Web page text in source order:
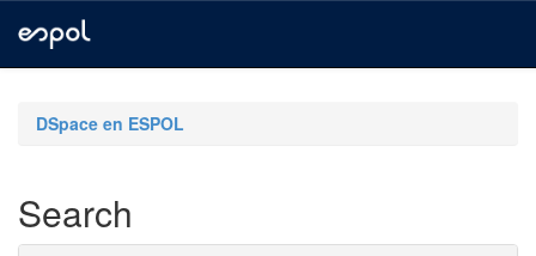
navigationDSpace en ESPOL
Search